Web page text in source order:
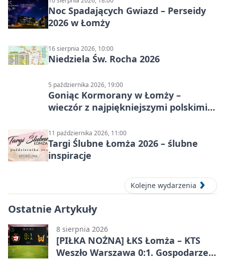
Noc Spadających Gwiazd – Perseidy
2026 w Łomży
16 sierpnia 2026, 10:00
Niedziela Św. Rocha 2026
5 października 2026, 19:00
Goniąc Kormorany w Łomży –
wieczór z najpiękniejszymi polskimi
11 października 2026, 11:00
Targi Ślubne Łomża 2026 – ślubne
inspiracje
Kolejne wydarzenia
Ostatnie Artykuły
8 sierpnia 2026
[PIŁKA NOŻNA] ŁKS Łomża – KTS
Weszło Warszawa 0:1. Gospodarze